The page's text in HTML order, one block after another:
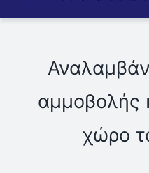
ΠΑΡΑΓΩΓΗ
αμμοβολής
χώρο